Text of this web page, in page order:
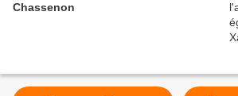
Chassenon